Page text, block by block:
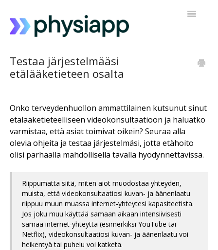
Toggle
Harjoitusohjelmani
Testaa järjestelmääsi
etälääketieteen osalta
Onko terveydenhuollon ammattilainen kutsunut sinut
etälääketieteelliseen videokonsultaatioon ja haluatko
varmistaa, että asiat toimivat oikein? Seuraa alla
olevia ohjeita ja testaa järjestelmäsi, jotta etähoito
olisi parhaalla mahdollisella tavalla hyödynnettävissä.
Riippumatta siitä, miten aiot muodostaa yhteyden,
muista, että videokonsultaatiosi kuvan- ja äänenlaatu
riippuu muun muassa internet-yhteytesi kapasiteetista.
Jos joku muu käyttää samaan aikaan intensiivisesti
samaa internet-yhteyttä (esimerkiksi YouTube tai
Netflix), videokonsultaatiosi kuvan- ja äänenlaatu voi
heikentyä tai puhelu voi katketa.